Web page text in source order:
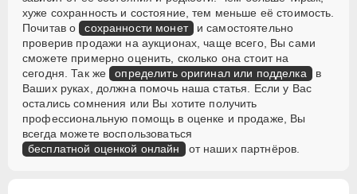
хуже сохранность и состояние, тем меньше её стоимость.
Почитав о сохранности монет и самостоятельно
проверив продажи на аукционах, чаще всего, Вы сами
сможете примерно оценить, сколько она стоит на
сегодня. Так же определить оригинал или подделка в
Ваших руках, должна помочь наша статья. Если у Вас
остались сомнения или Вы хотите получить
профессиональную помощь в оценке и продаже, Вы
всегда можете воспользоваться
бесплатной оценкой онлайн от наших партнёров.